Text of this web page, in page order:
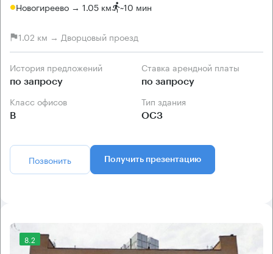
Новогиреево → 1.05 км ~10 мин
1.02 км → Дворцовый проезд
История предложений
по запросу
Ставка арендной платы
по запросу
Класс офисов
B
Тип здания
ОСЗ
Позвонить Получить презентацию
8.2